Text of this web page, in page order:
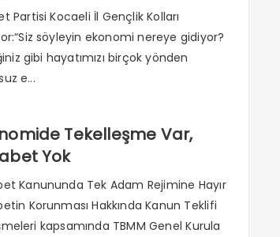
Partisi Kocaeli İl Gençlik Kolları
söyleyin ekonomi nereye gidiyor?
gibi hayatımızı birçok yönden
e...
Tekelleşme Var,
Yok
Kanununda Tek Adam Rejimine Hayır
Korunması Hakkında Kanun Teklifi
kapsamında TBMM Genel Kurula